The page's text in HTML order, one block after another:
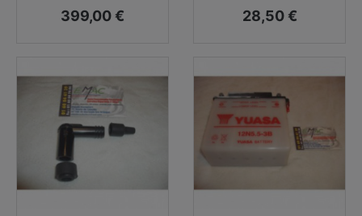
Prix
399,00 € Prix
28,50 €